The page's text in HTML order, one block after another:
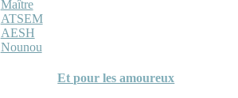
Maître
ATSEM
AESH
Nounou
Et pour les amoureux